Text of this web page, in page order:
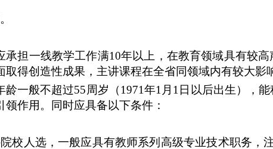
承担一线教学工作满10年以上，在教育领域具有较
取得创造性成果，主讲课程在全省同领域内有较大影
龄一般不超过55周岁（1971年1月1日以后出生），
领作用。同时应具备以下条件：
校人选，一般应具有教师系列高级专业技术职务，